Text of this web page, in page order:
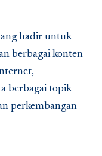
hadir untuk
berbagai konten
berbagai topik
perkembangan